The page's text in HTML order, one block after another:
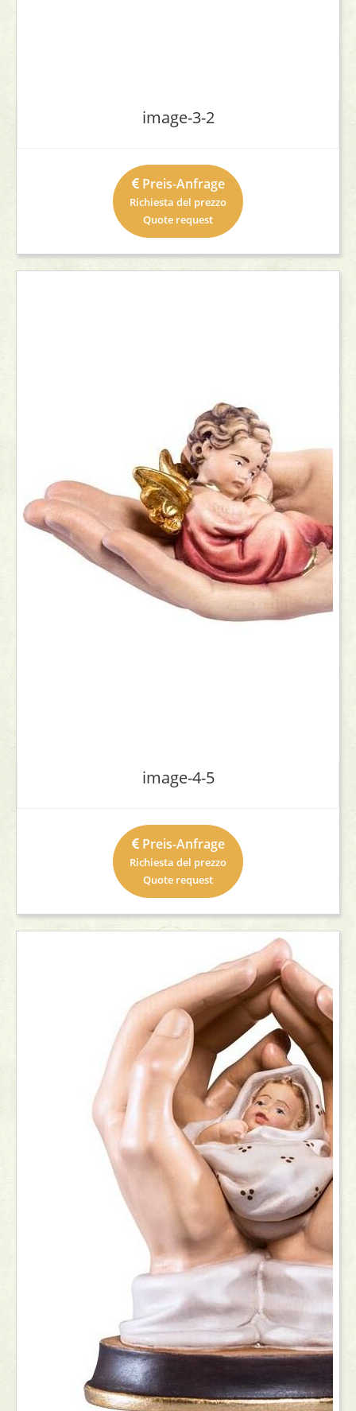
image-3-2
Preis-Anfrage
Richiesta del prezzo
Quote request
image-4-5
Preis-Anfrage
Richiesta del prezzo
Quote request